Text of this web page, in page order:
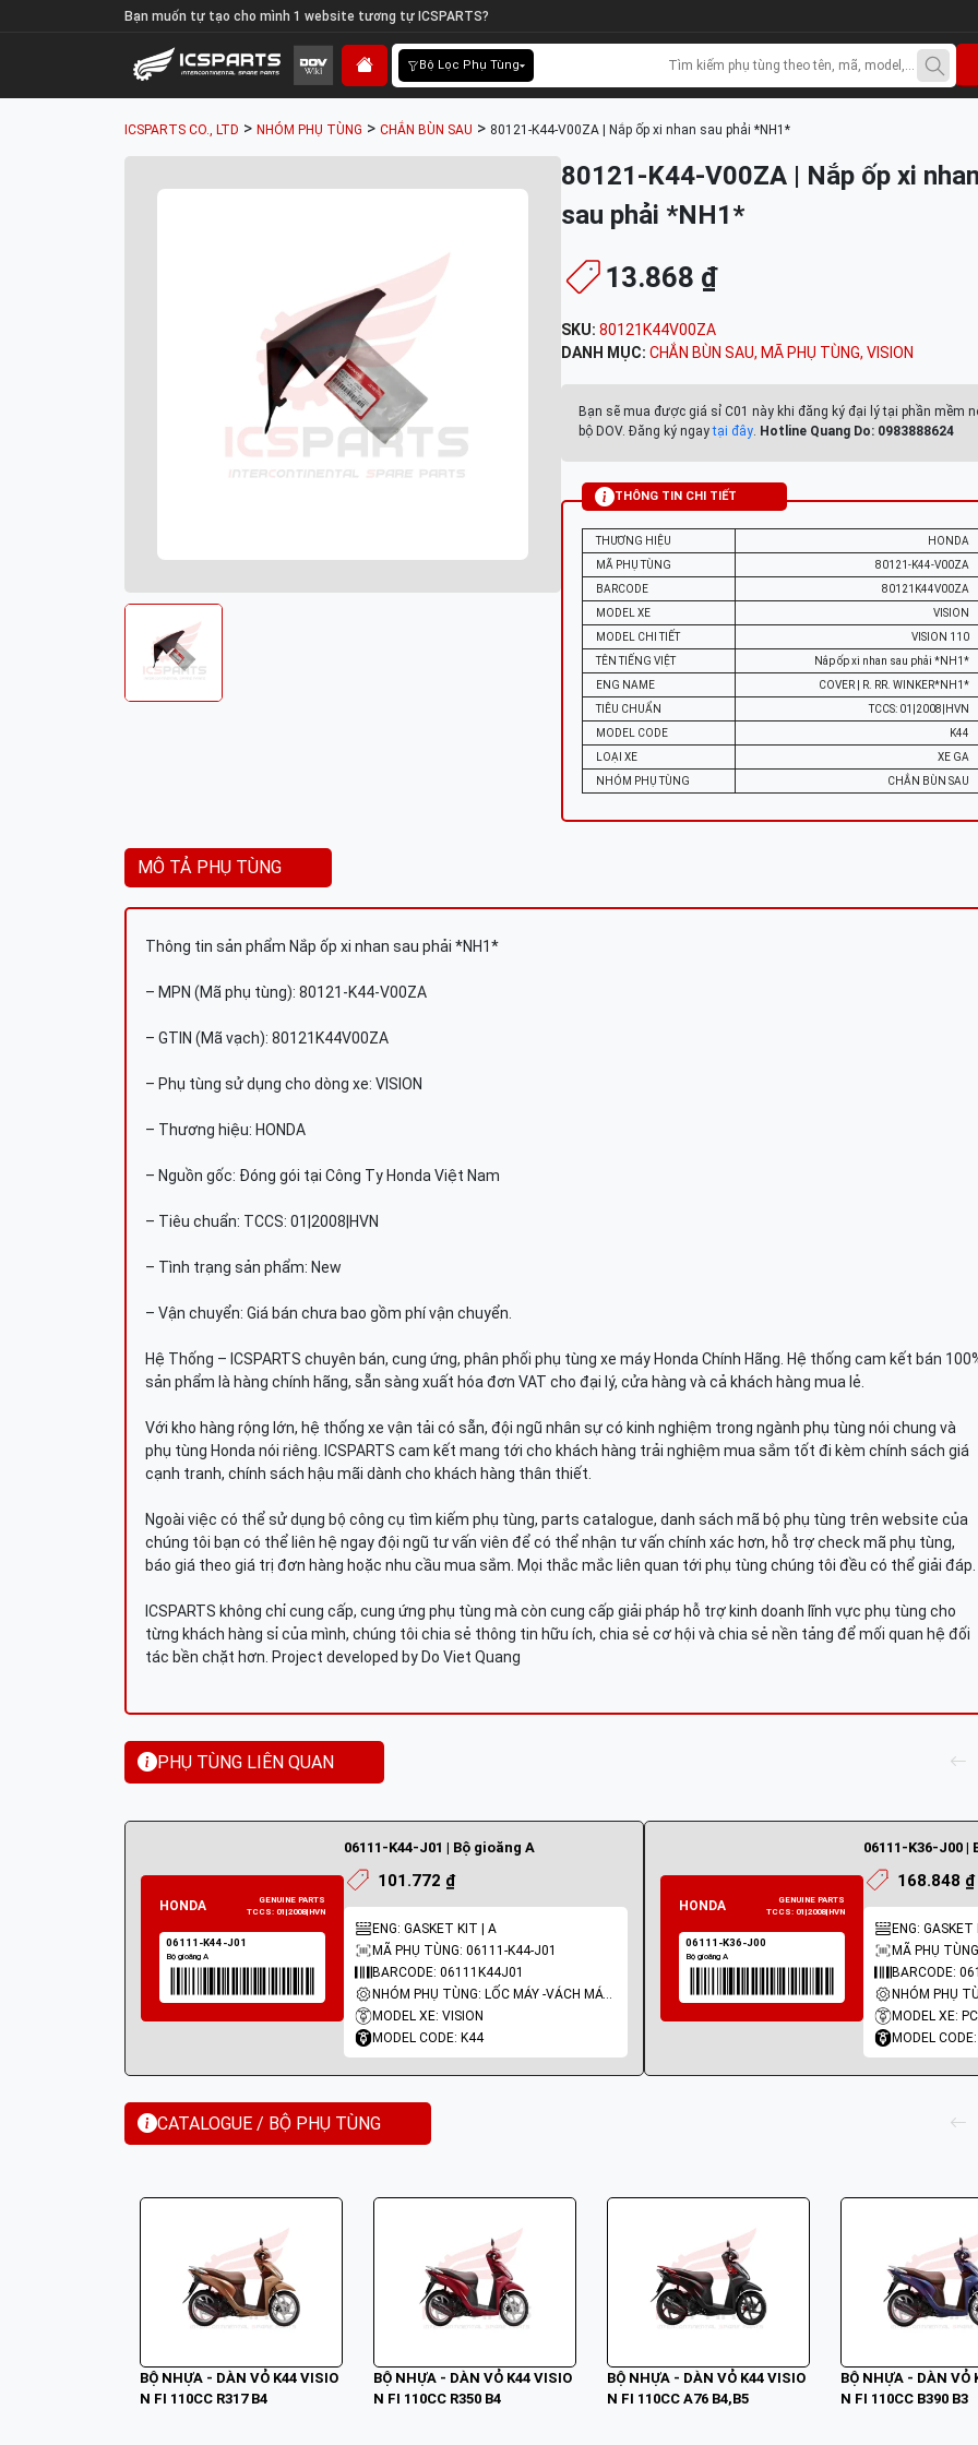
Bạn muốn tự tạo cho mình 1 website tương tự ICSPARTS?
Bộ Lọc Phụ Tùng
ICSPARTS CO., LTD > NHÓM PHỤ TÙNG > CHẮN BÙN SAU > 80121-K44-V00ZA | Nắp ốp xi nhan sau phải *NH1*
80121-K44-V00ZA | Nắp ốp xi nhan
sau phải *NH1*
13.868 ₫
SKU: 80121K44V00ZA
DANH MỤC: CHẮN BÙN SAU, MÃ PHỤ TÙNG, VISION
Bạn sẽ mua được giá sỉ C01 này khi đăng ký đại lý tại phần mềm
bộ DOV. Đăng ký ngaytại đây. Hotline Quang Do: 0983888624
THÔNG TIN CHI TIẾT
THƯƠNG HIỆU
HONDA
MÃ PHỤ TÙNG
80121-K44-V00ZA
BARCODE
80121K44V00ZA
MODEL XE
VISION
MODEL CHI TIẾT
VISION 110
TÊN TIẾNG VIỆT
Nắp ốp xi nhan sau phải *NH1*
ENG NAME
COVER | R. RR. WINKER*NH1*
TIÊU CHUẨN
TCCS: 01|2008|HVN
MODEL CODE
K44
LOẠI XE
XE GA
NHÓM PHỤ TÙNG
CHẮN BÙN SAU
MÔ TẢ PHỤ TÙNG
Thông tin sản phẩm Nắp ốp xi nhan sau phải *NH1*
– MPN (Mã phụ tùng): 80121-K44-V00ZA
– GTIN (Mã vạch): 80121K44V00ZA
– Phụ tùng sử dụng cho dòng xe: VISION
– Thương hiệu: HONDA
– Nguồn gốc: Đóng gói tại Công Ty Honda Việt Nam
– Tiêu chuẩn: TCCS: 01|2008|HVN
– Tình trạng sản phẩm: New
– Vận chuyển: Giá bán chưa bao gồm phí vận chuyển.
Hệ Thống – ICSPARTS chuyên bán, cung ứng, phân phối phụ tùng xe máy Honda Chính Hãng. Hệ thống cam kết bán
sản phẩm là hàng chính hãng, sẵn sàng xuất hóa đơn VAT cho đại lý, cửa hàng và cả khách hàng mua lẻ.
Với kho hàng rộng lớn, hệ thống xe vận tải có sẵn, đội ngũ nhân sự có kinh nghiệm trong ngành phụ tùng nói chung và
phụ tùng Honda nói riêng. ICSPARTS cam kết mang tới cho khách hàng trải nghiệm mua sắm tốt đi kèm chính sách giá
cạnh tranh, chính sách hậu mãi dành cho khách hàng thân thiết.
Ngoài việc có thể sử dụng bộ công cụ tìm kiếm phụ tùng, parts catalogue, danh sách mã bộ phụ tùng trên website của
chúng tôi bạn có thể liên hệ ngay đội ngũ tư vấn viên để có thể nhận tư vấn chính xác hơn, hỗ trợ check mã phụ tùng,
báo giá theo giá trị đơn hàng hoặc nhu cầu mua sắm. Mọi thắc mắc liên quan tới phụ tùng chúng tôi đều có thể giải đáp.
ICSPARTS không chỉ cung cấp, cung ứng phụ tùng mà còn cung cấp giải pháp hỗ trợ kinh doanh lĩnh vực phụ tùng cho
từng khách hàng sỉ của mình, chúng tôi chia sẻ thông tin hữu ích, chia sẻ cơ hội và chia sẻ nền tảng để mối quan hệ đối
tác bền chặt hơn. Project developed by Do Viet Quang
PHỤ TÙNG LIÊN QUAN
06111-K44-J01 | Bộ gioăng A
101.772 ₫
ENG: GASKET KIT | A
MÃ PHỤ TÙNG: 06111-K44-J01
BARCODE: 06111K44J01
NHÓM PHỤ TÙNG: LỐC MÁY -VÁCH MÁY - GIOĂNG MÁY
MODEL XE: VISION
MODEL CODE: K44
06111-K36-J00 |
168.848 ₫
ENG: GASKET
MÃ PHỤ
BARCODE:
MODEL XE:
MODEL
CATALOGUE / BỘ PHỤ TÙNG
BỘ NHỰA - DÀN VỎ K44 VISIO
N FI 110CC R317 B4
BỘ NHỰA - DÀN VỎ K44 VISIO
N FI 110CC R350 B4
BỘ NHỰA - DÀN VỎ K44 VISIO
N FI 110CC A76 B4,B5
BỘ NHỰA - DÀN VỎ
N FI 110CC B390 B3